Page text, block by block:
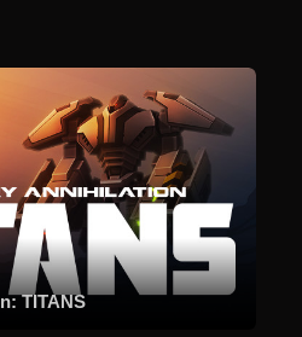
TITANS